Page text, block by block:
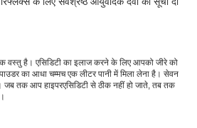
वस्तु है। एसिडिटी का इलाज करने के लिए आपको जीरे को
का आधा चम्मच एक लीटर पानी में मिला लेना है। सेवन
तक आप हाइपरएसिडिटी से ठीक नहीं हो जाते, तब तक